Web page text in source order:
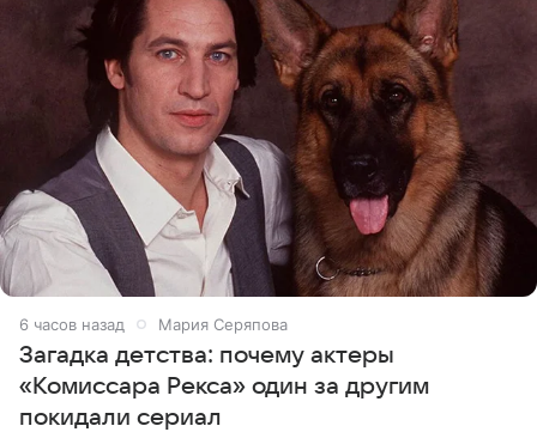
6 часов назад Мария Серяпова
Загадка детства: почему актеры
«Комиссара Рекса» один за другим
покидали сериал